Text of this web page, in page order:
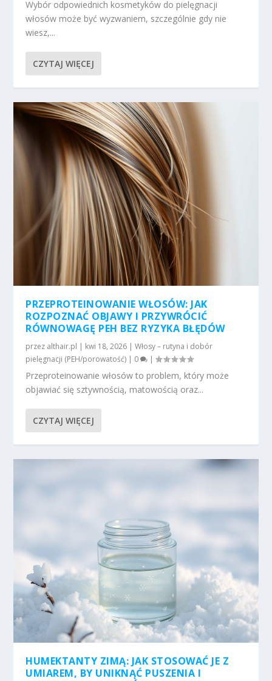
Wybór odpowiednich kosmetyków do pielęgnacji
włosów może być wyzwaniem, szczególnie gdy nie
wiesz,...
CZYTAJ WIĘCEJ
PRZEPROTEINOWANIE WŁOSÓW: JAK
ROZPOZNAĆ OBJAWY I PRZYWRÓCIĆ
RÓWNOWAGĘ PEH BEZ RYZYKA BŁĘDÓW
przez althair.pl | kwi 18, 2026 |Włosy – rutyna i dobór
pielęgnacji (PEH/porowatość) | 0 |
Przeproteinowanie włosów to problem, który może
objawiać się sztywnością, matowością oraz...
CZYTAJ WIĘCEJ
HUMEKTANTY ZIMĄ: JAK STOSOWAĆ JE Z
UMIAREM, BY UNIKNĄĆ PUSZENIA I